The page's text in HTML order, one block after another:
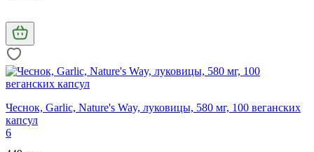
Чеснок, Garlic, Nature's Way, луковицы, 580 мг, 100 веганских
капсул
6